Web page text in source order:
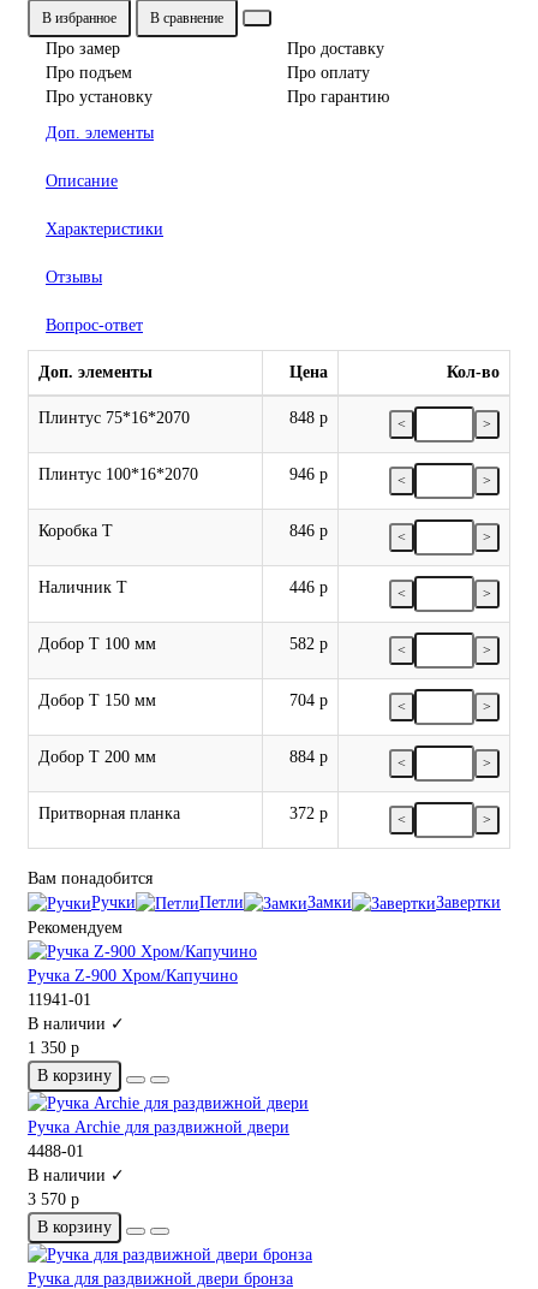
В избранное В сравнение
Про замер
Про доставку
Про подъем
Про оплату
Про установку
Про гарантию
Доп. элементы
Описание
Характеристики
Отзывы
Вопрос-ответ
Доп. элементы Цена Кол-во
Плинтус 75*16*2070 848 р < >
Плинтус 100*16*2070 946 р < >
Коробка Т 846 р < >
Наличник Т 446 р < >
Добор Т 100 мм 582 р < >
Добор Т 150 мм 704 р < >
Добор Т 200 мм 884 р < >
Притворная планка 372 р < >
Вам понадобится
Ручки
Петли Замки
Завертки
Рекомендуем
Ручка Z-900 Хром/Капучино
11941-01
В наличии ✓
1 350 р
В корзину
Ручка Archie для раздвижной двери
4488-01
В наличии ✓
3 570 р
В корзину
Ручка для раздвижной двери бронза